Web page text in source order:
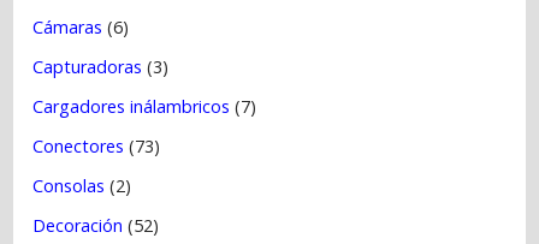
Cámaras (6)
Capturadoras (3)
Cargadores inálambricos (7)
Conectores (73)
Consolas (2)
Decoración (52)